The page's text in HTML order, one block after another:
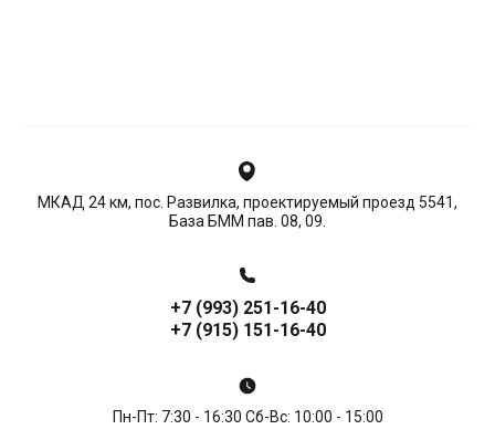
МКАД 24 км, пос. Развилка, проектируемый проезд 5541,
База БММ пав. 08, 09.
+7 (993) 251-16-40
+7 (915) 151-16-40
Пн-Пт: 7:30 - 16:30 Сб-Вс: 10:00 - 15:00